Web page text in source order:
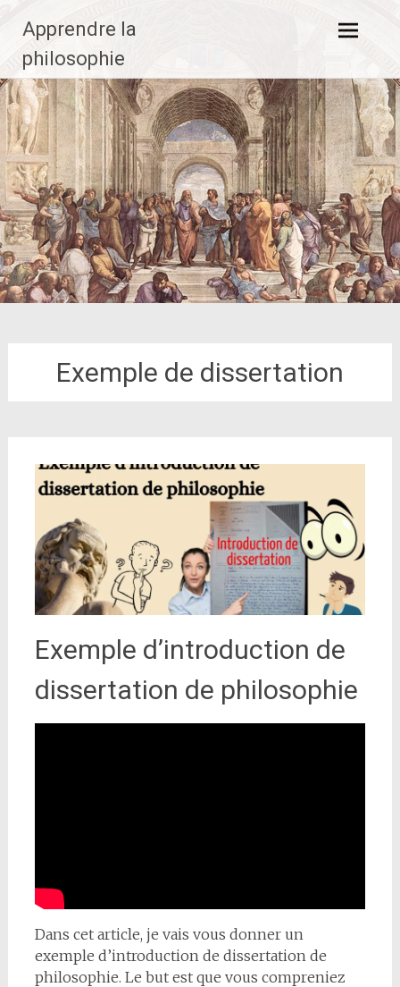
contenu
principal
Apprendre la
philosophie
Exemple de dissertation
Exemple d’introduction de
dissertation de philosophie
Dans cet article, je vais vous donner un
exemple d’introduction de dissertation de
philosophie. Le but est que vous compreniez